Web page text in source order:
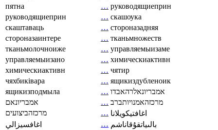
пятна
… руководящиеприн
руководящиеприн
… скашоука
скаштаваць
… стороназадняя
стороназаинтере
… тканьмножеств
тканьмолочноиже
… управляемыизаме
управляемыизано
… химическиактивн
химическиактивн
… чятир
чяхбиківара
… ящикиздубленоик
ящикизподмыла
… אמבריונאלרהאבדו
אמבריונאם
… מרכזהאמנויותברב
מרכזהביצועים
… اغافتيكويلانا
اغافسيزالي
… بالىياتقۇقاناشم